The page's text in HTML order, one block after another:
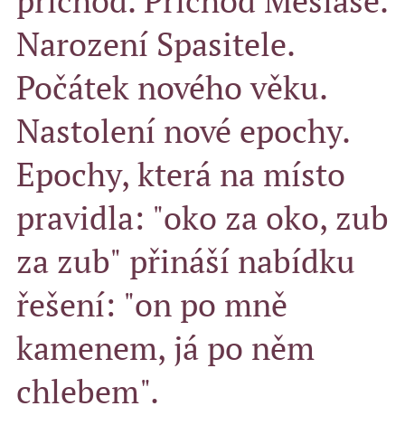
Narození Spasitele.
Počátek nového věku.
Nastolení nové epochy.
Epochy, která na místo
pravidla: "oko za oko, zub
za zub" přináší nabídku
řešení: "on po mně
kamenem, já po něm
chlebem".